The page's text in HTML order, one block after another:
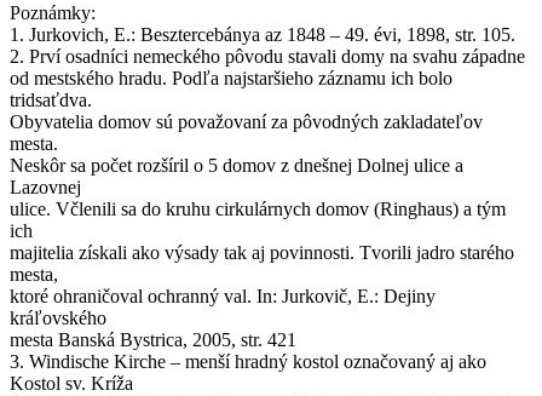
Poznámky:
1. Jurkovich, E.: Besztercebánya az 1848 – 49. évi, 1898, str. 105.
2. Prví osadníci nemeckého pôvodu stavali domy na svahu západne
od mestského hradu. Podľa najstaršieho záznamu ich bolo
tridsaťdva.
Obyvatelia domov sú považovaní za pôvodných zakladateľov
mesta.
Neskôr sa počet rozšíril o 5 domov z dnešnej Dolnej ulice a
Lazovnej
ulice. Včlenili sa do kruhu cirkulárnych domov (Ringhaus) a tým
ich
majitelia získali ako výsady tak aj povinnosti. Tvorili jadro starého
mesta,
ktoré ohraničoval ochranný val. In: Jurkovič, E.: Dejiny
kráľovského
mesta Banská Bystrica, 2005, str. 421
3. Windische Kirche – menší hradný kostol označovaný aj ako
Kostol sv. Kríža